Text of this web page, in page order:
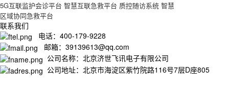
5G互联监护会诊平台 智慧互联急救平台 质控随访系统 智慧
区域协同急救平台
联系我们
电话：400-179-9228
邮箱：39139613@qq.com
公司名称：北京济世飞讯电子有限公司
公司地址：北京市海淀区紫竹院路116号7层D座805